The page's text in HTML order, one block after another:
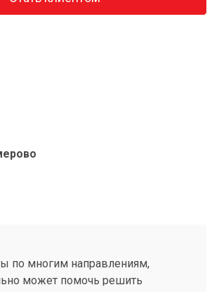
по многим направлениям,
может помочь решить